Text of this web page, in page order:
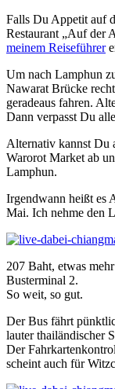
Falls Du Appetit auf
Restaurant „Auf der
meinem Reiseführer
Um nach Lamphun
Nawarat Brücke
geradeaus fahren.
Dann verpasst Du
Alternativ kannst Du
Warorot Market ab
Lamphun.
Irgendwann heißt es
Mai. Ich nehme den
207 Baht, etwas
Busterminal 2.
So weit, so gut.
Der Bus fährt
lauter thailändischer
Der
scheint auch für